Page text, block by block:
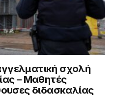
σχολή
– Μαθητές
διδασκαλίας